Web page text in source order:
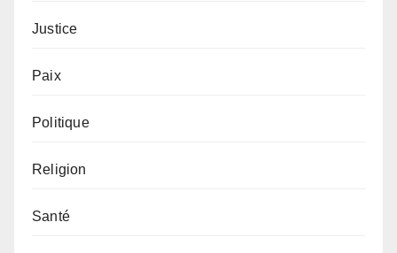
Justice
Paix
Politique
Religion
Santé